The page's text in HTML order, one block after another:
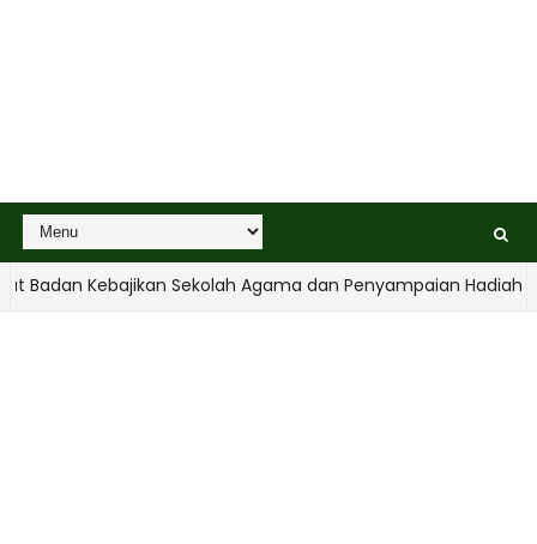
Kebajikan Sekolah Agama dan Penyampaian Hadiah